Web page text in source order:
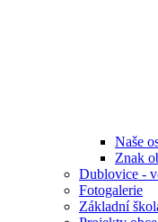
Naše
Znak
Dublovice -
Fotogalerie
Základní